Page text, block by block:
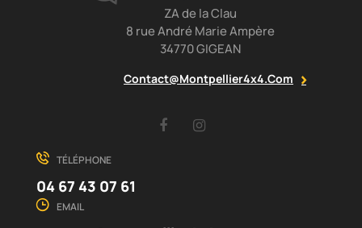
ZA de la Clau
8 rue André Marie Ampère
34770 GIGEAN
Contact@montpellier4x4.com
Facebook
TÉLÉPHONE
04 67 43 07 61
EMAIL